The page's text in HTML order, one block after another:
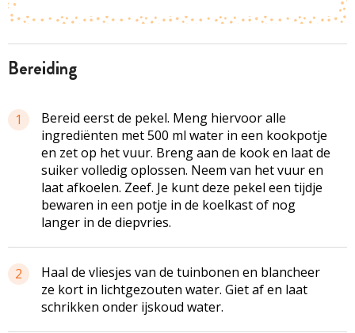
bereiding
1
Bereid eerst de pekel. Meng hiervoor alle
ingrediënten met 500 ml water in een kookpotje
en zet op het vuur. Breng aan de kook en laat de
suiker volledig oplossen. Neem van het vuur en
laat afkoelen. Zeef. Je kunt deze pekel een tijdje
bewaren in een potje in de koelkast of nog
langer in de diepvries.
2
Haal de vliesjes van de tuinbonen en blancheer
ze kort in lichtgezouten water. Giet af en laat
schrikken onder ijskoud water.